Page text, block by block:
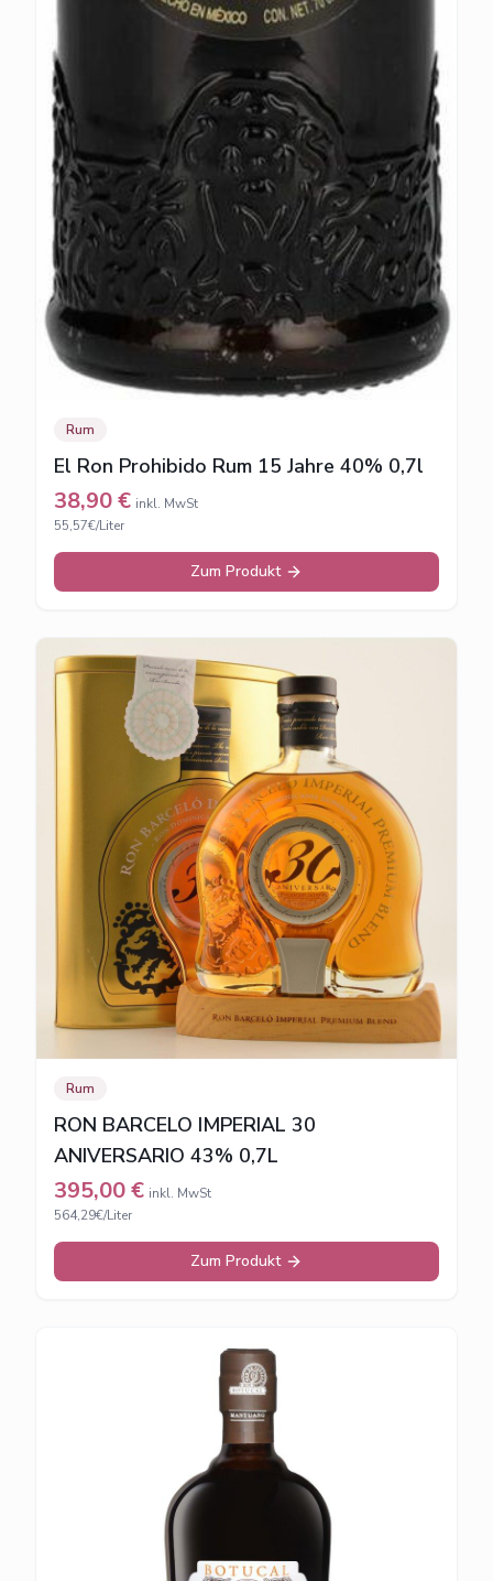
Rum
El Ron Prohibido Rum 15 Jahre 40% 0,7l
38,90€ inkl. MwSt
55,57€/Liter
Zum Produkt
Rum
RON BARCELO IMPERIAL 30
ANIVERSARIO 43% 0,7L
395,00€ inkl. MwSt
564,29€/Liter
Zum Produkt